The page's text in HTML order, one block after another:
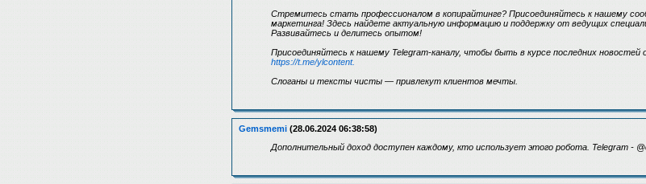
Стремитесь стать профессионалом в копирайтинге? Присоединяйтесь к нашему
маркетинга! Здесь найдете актуальную информацию и поддержку от ведущих
Развивайтесь и делитесь опытом!
Присоединяйтесь к нашему Telegram-каналу, чтобы быть в курсе последних новостей
https://t.me/ylcontent.
Слоганы и тексты чисты — привлекут клиентов мечты.
Gemsmemi (28.06.2024 06:38:58)
Дополнительный доход доступен каждому, кто использует этого робота. Telegram -